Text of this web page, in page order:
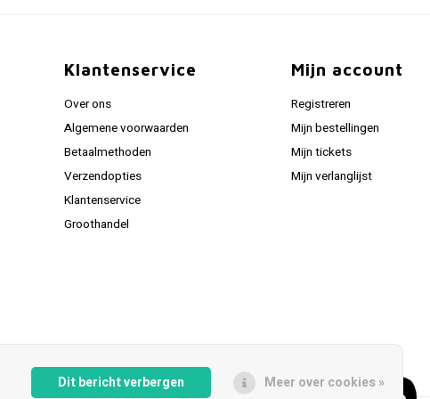
Klantenservice
Over ons
Algemene voorwaarden
Betaalmethoden
Verzendopties
Klantenservice
Groothandel
Mijn account
Registreren
Mijn bestellingen
Mijn tickets
Mijn verlanglijst
Dit bericht verbergen Meer over cookies »